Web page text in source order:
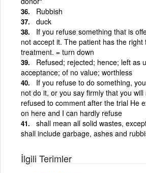
Rubbish
duck
If you refuse something that is
not accept it. The patient has the right
treatment. = turn down
Refused; rejected; hence; left as
acceptance; of no value; worthless
If you refuse to do something,
not do it, or you say firmly that you
refused to comment after the trial He
on here and I can hardly refuse
shall mean all solid wastes,
shall include garbage, ashes and
İlgili Terimler